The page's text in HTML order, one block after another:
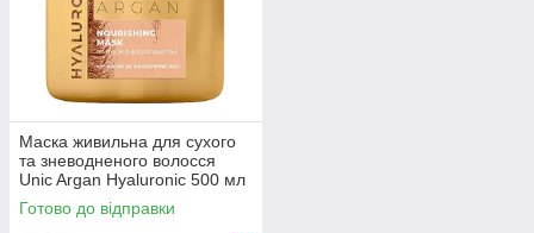
Маска живильна для сухого
та зневодненого волосся
Unic Argan Hyaluronic 500 мл
Готово до відправки